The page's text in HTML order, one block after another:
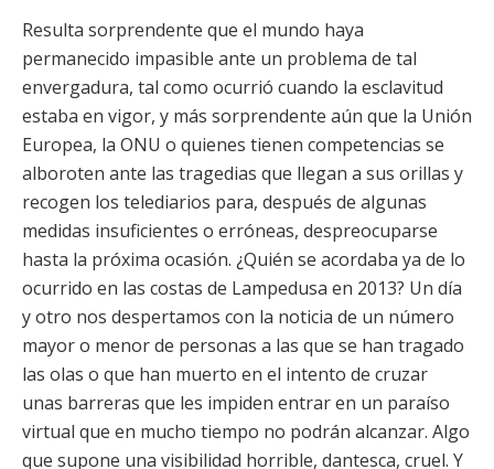
Resulta sorprendente que el mundo haya
permanecido impasible ante un problema de tal
envergadura, tal como ocurrió cuando la esclavitud
estaba en vigor, y más sorprendente aún que la Unión
Europea, la ONU o quienes tienen competencias se
alboroten ante las tragedias que llegan a sus orillas y
recogen los telediarios para, después de algunas
medidas insuficientes o erróneas, despreocuparse
hasta la próxima ocasión. ¿Quién se acordaba ya de lo
ocurrido en las costas de Lampedusa en 2013? Un día
y otro nos despertamos con la noticia de un número
mayor o menor de personas a las que se han tragado
las olas o que han muerto en el intento de cruzar
unas barreras que les impiden entrar en un paraíso
virtual que en mucho tiempo no podrán alcanzar. Algo
que supone una visibilidad horrible, dantesca, cruel. Y